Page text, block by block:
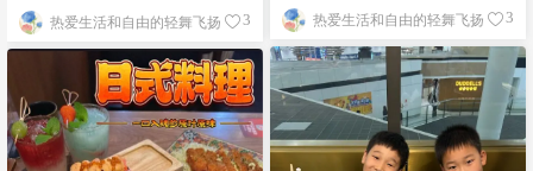
热爱生活和自由的轻舞飞扬 3
热爱生活和自由的轻舞飞扬 3